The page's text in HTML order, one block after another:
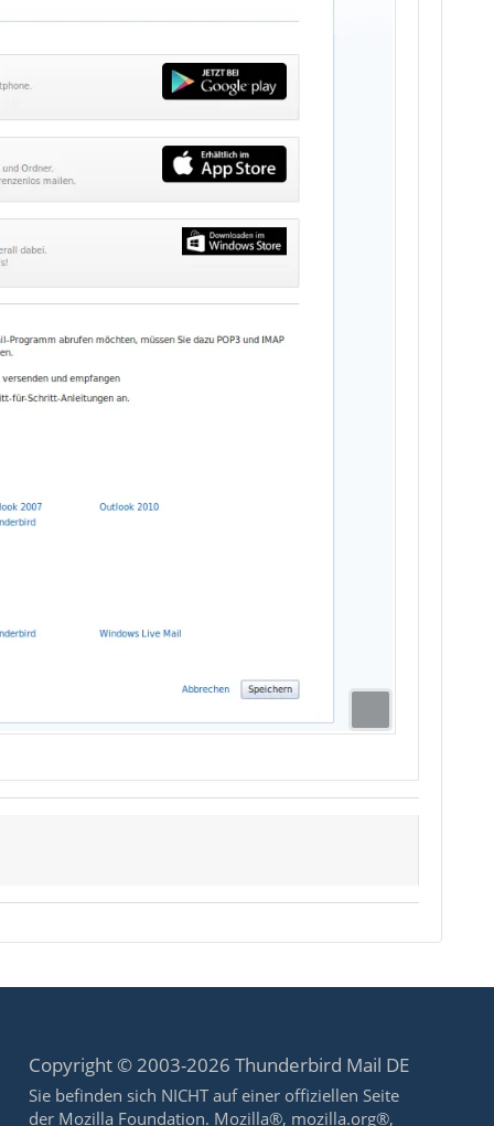
Copyright © 2003-2026 Thunderbird Mail DE
Sie befinden sich NICHT auf einer offiziellen Seite
der Mozilla Foundation. Mozilla®, mozilla.org®,